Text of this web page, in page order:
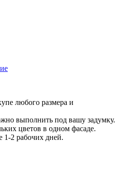
любого размера и
выполнить под вашу задумку.
цветов в одном фасаде.
1-2 рабочих дней.